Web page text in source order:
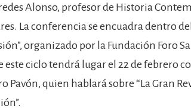
Alonso, profesor de Historia
La conferencia se encuadra dentro
organizado por la Fundación Foro
este ciclo tendrá lugar el 22 de febrero
Pavón, quien hablará sobre “La Gran